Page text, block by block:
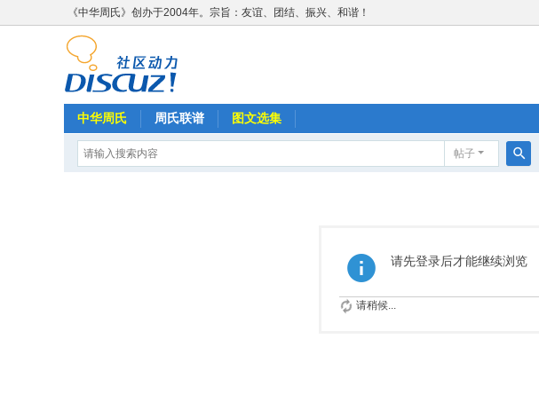
《中华周氏》创办于2004年。宗旨：友谊、团结、振兴、和谐！
中华周氏 周氏联谱 图文选集
帖子
请先登录后才能继续浏览
请稍候...